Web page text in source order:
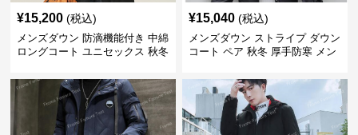
¥15,200 (税込)
メンズダウン 防滴機能付き 中綿
ロングコート ユニセックス 秋冬
¥15,040 (税込)
メンズダウン ストライプ ダウン
コート ペア 秋冬 厚手防寒 メン